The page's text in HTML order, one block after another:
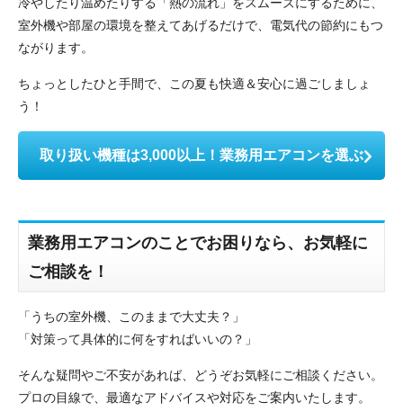
室外機や部屋の環境を整えてあげるだけで、電気代の節約にもつ
ながります。
ちょっとしたひと手間で、この夏も快適＆安心に過ごしましょ
う！
取り扱い機種は3,000以上！業務用エアコンを選ぶ
業務用エアコンのことでお困りなら、お気軽に
ご相談を！
「うちの室外機、このままで大丈夫？」
「対策って具体的に何をすればいいの？」
そんな疑問やご不安があれば、どうぞお気軽にご相談ください。
プロの目線で、最適なアドバイスや対応をご案内いたします。